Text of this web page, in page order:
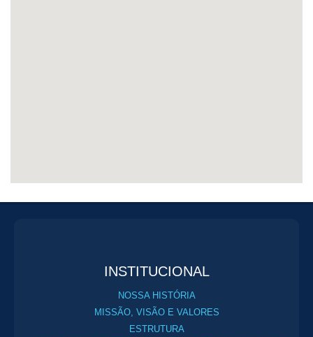
INSTITUCIONAL
NOSSA HISTÓRIA
MISSÃO, VISÃO E VALORES
ESTRUTURA